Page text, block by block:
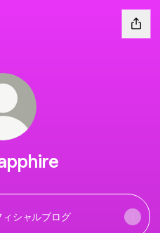
シャルブログ